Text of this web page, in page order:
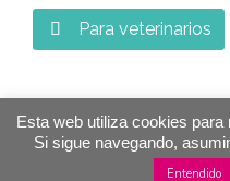
 Para veterinarios
Esta web utiliza cookies
Si sigue navegando,
Entendido